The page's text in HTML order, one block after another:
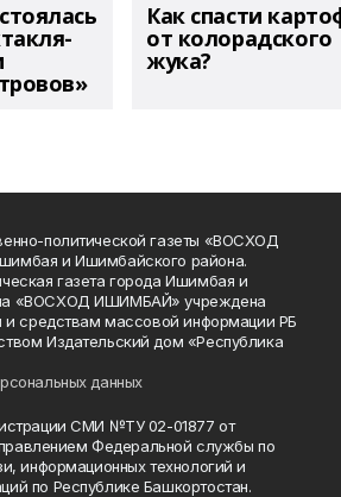
Как спасти
от колорадского
жука?
политической газеты «ВОСХОД
и Ишимбайского района.
газета города Ишимбая и
«ВОСХОД ИШИМБАЙ» учреждена
и средствам массовой информации РБ
Издательский дом «Республика
данных
СМИ №ТУ 02-01877 от
Федеральной службы по
информационных технологий и
по Республике Башкортостан.